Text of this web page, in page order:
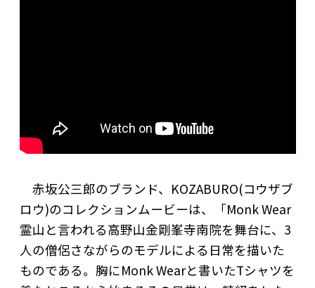
赤坂公三郎のブランド、KOZABURO(コウザブ
ロウ)のコレクションムービーは、「Monk Wear
霊山と言われる高野山金剛峯寺南院を舞台に、3
人の僧侶さながらのモデルによる日常を描いた
ものである。胸にMonk Wearと書いたTシャツを